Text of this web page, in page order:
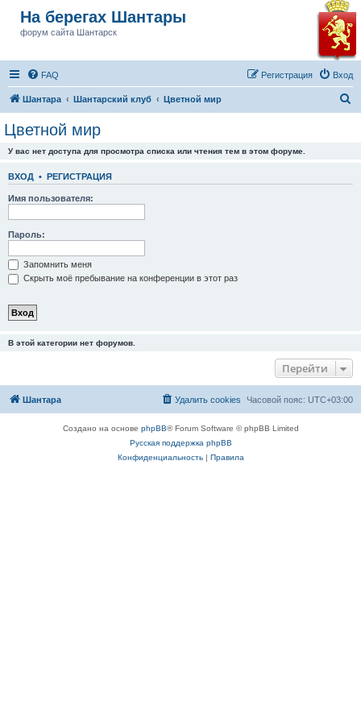
На берегах Шантары
форум сайта Шантарск
FAQ Вход
Регистрация
Шантара Шантарский клуб Цветной мир
Цветной мир
У вас нет доступа для просмотра списка или чтения тем в этом форуме.
ВХОД • РЕГИСТРАЦИЯ
Имя пользователя:
Пароль:
Запомнить меня
Скрыть моё пребывание на конференции в этот раз
В этой категории нет форумов.
Перейти
Шантара Часовой пояс: UTC+03:00
Удалить cookies
Создано на основе phpBB® Forum Software © phpBB Limited
Русская поддержка phpBB
Конфиденциальность| Правила